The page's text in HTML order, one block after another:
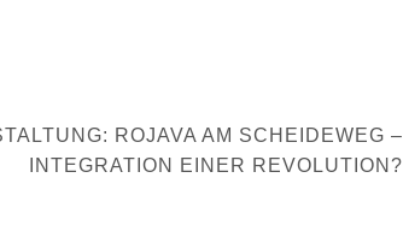
ROJAVA AM SCHEIDEWEG –
INTEGRATION EINER REVOLUTION?